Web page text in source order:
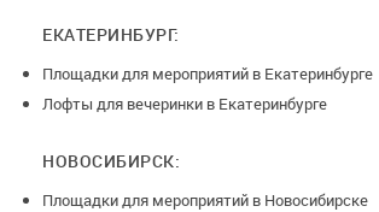
ЕКАТЕРИНБУРГ:
Площадки для мероприятий в Екатеринбурге
Лофты для вечеринки в Екатеринбурге
НОВОСИБИРСК:
Площадки для мероприятий в Новосибирске